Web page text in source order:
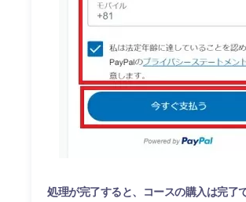
処理が完了すると、コースの購入は完了で